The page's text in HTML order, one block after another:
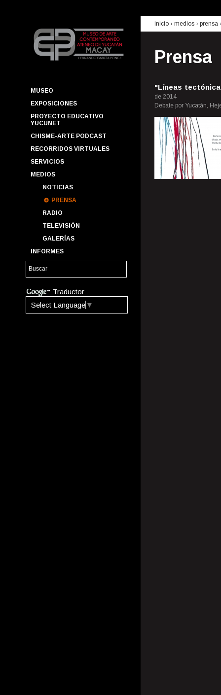
MUSEO
EXPOSICIONES
PROYECTO EDUCATIVO
YUCUNET
CHISME-ARTE PODCAST
RECORRIDOS VIRTUALES
SERVICIOS
MEDIOS
NOTICIAS
PRENSA
RADIO
TELEVISIÓN
GALERÍAS
INFORMES
Traductor
Select Language ▼
inicio › medios › prensa
Prensa
"Líneas
de 2014
Debate por Yucatán,